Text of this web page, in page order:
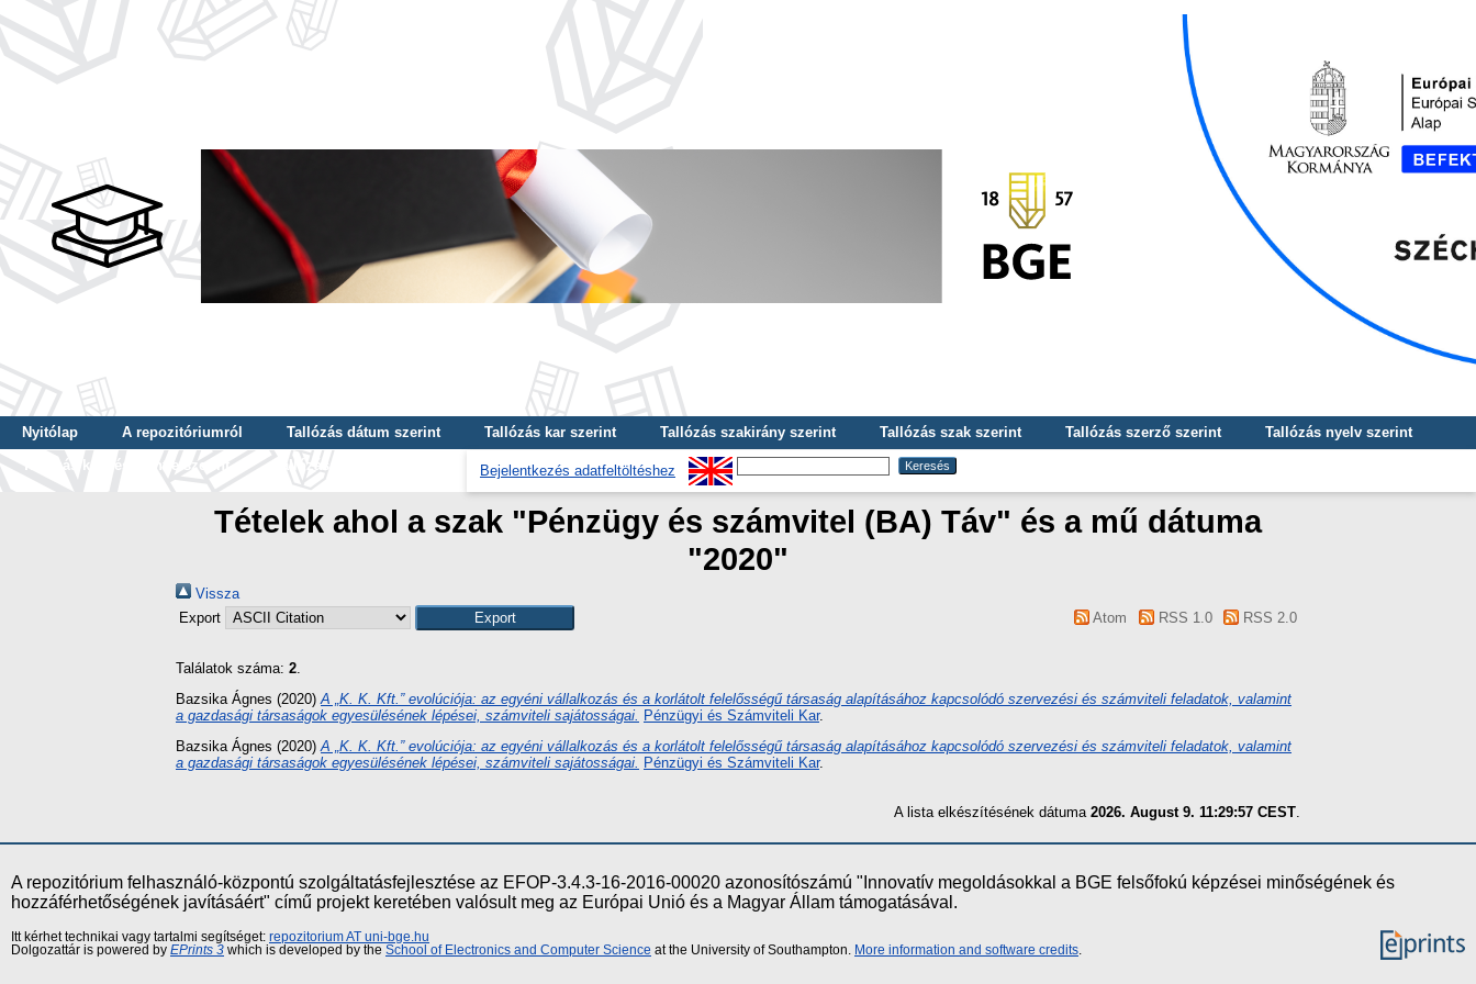
Nyitólap A repozitóriumról Tallózás dátum szerint Tallózás kar szerint Tallózás szakirány szerint Tallózás szak szerint Tallózás szerző szerint
Tallózás nyelv szerint
Tallózás képzés szintje szerint
Tallózás kulcsszó szerint Bejelentkezés adatfeltöltéshez
Tételek ahol a szak "Pénzügy és számvitel (BA) Táv" és a mű dátuma
"2020"
Vissza
Export
Atom RSS 1.0 RSS 2.0
Találatok száma: 2.
Bazsika Ágnes (2020) A „K. K. Kft.” evolúciója: az egyéni vállalkozás és a korlátolt felelősségű társaság alapításához kapcsolódó szervezési és számviteli feladatok, valamint
a gazdasági társaságok egyesülésének lépései, számviteli sajátosságai.
Pénzügyi és Számviteli Kar.
Bazsika Ágnes (2020) A „K. K. Kft.” evolúciója: az egyéni vállalkozás és a korlátolt felelősségű társaság alapításához kapcsolódó szervezési és számviteli feladatok, valamint
a gazdasági társaságok egyesülésének lépései, számviteli sajátosságai. Pénzügyi és Számviteli Kar.
A lista elkészítésének dátuma 2026. August 9. 11:29:57 CEST
A repozitórium felhasználó-központú szolgáltatásfejlesztése az EFOP-3.4.3-16-2016-00020 azonosítószámú "Innovatív megoldásokkal a BGE felsőfokú képzései minőségének és
hozzáférhetőségének javításáért" című projekt keretében valósult meg az Európai Unió és a Magyar Állam támogatásával.
Itt kérhet technikai vagy tartalmi segítséget: repozitorium AT uni-bge.hu
Dolgozattár is powered by EPrints 3 which is developed by the School of Electronics and Computer Science at the University of Southampton. More information and software credits